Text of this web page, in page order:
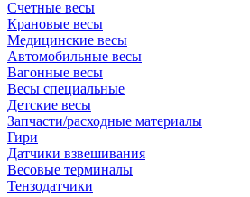
Счетные весы
Крановые весы
Медицинские весы
Автомобильные весы
Вагонные весы
Весы специальные
Детские весы
Запчасти/расходные материалы
Гири
Датчики взвешивания
Весовые терминалы
Тензодатчики